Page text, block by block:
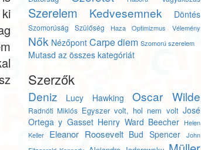
Szerelem Kedvesemnek Döntés
Szomorúság Szülőség Haza Optimizmus Vélemény
Nők Nézőpont Carpe diem Szomorú szerelem
Mutasd az összes kategóriát
Szerzők
Deniz Lucy Hawking Oscar Wilde
Radnóti Miklós Egyszer volt, hol nem volt José
Ortega y Gasset Henry Ward Beecher Helen
Keller
Eleanor Roosevelt Bud Spencer
John